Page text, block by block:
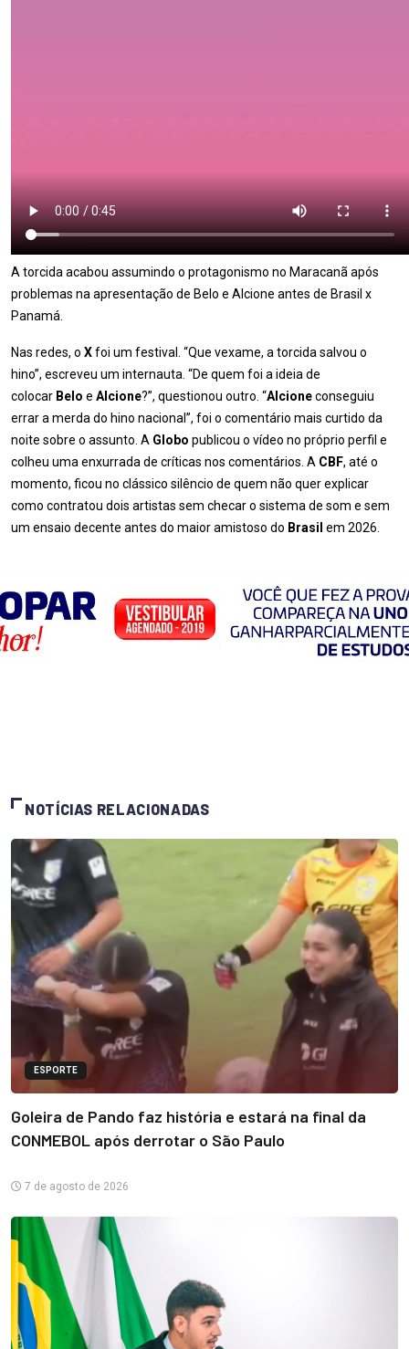
A torcida acabou assumindo o protagonismo no Maracanã após
problemas na apresentação de Belo e Alcione antes de Brasil x
Panamá.
Nas redes, o Xfoi um festival. “Que vexame, a torcida salvou o
hino”, escreveu um internauta. “De quem foi a ideia de
colocar Belo e Alcione?”, questionou outro. “Alcioneconseguiu
errar a merda do hino nacional”, foi o comentário mais curtido da
noite sobre o assunto. A Globo publicou o vídeo no próprio perfil e
colheu uma enxurrada de críticas nos comentários. A CBF, até o
momento, ficou no clássico silêncio de quem não quer explicar
como contratou dois artistas sem checar o sistema de som e sem
um ensaio decente antes do maior amistoso do Brasil em 2026.
NOTÍCIAS RELACIONADAS
ESPORTE
Goleira de Pando faz história e estará na final da
CONMEBOL após derrotar o São Paulo
7 de agosto de 2026